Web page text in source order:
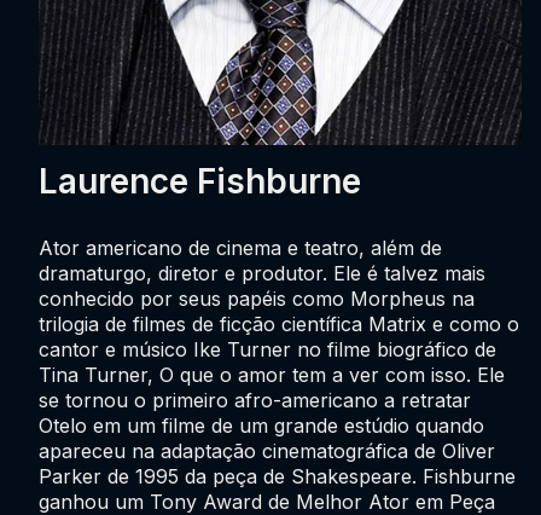
Laurence Fishburne
Ator americano de cinema e teatro, além de
dramaturgo, diretor e produtor. Ele é talvez mais
conhecido por seus papéis como Morpheus na
trilogia de filmes de ficção científica Matrix e como o
cantor e músico Ike Turner no filme biográfico de
Tina Turner, O que o amor tem a ver com isso. Ele
se tornou o primeiro afro-americano a retratar
Otelo em um filme de um grande estúdio quando
apareceu na adaptação cinematográfica de Oliver
Parker de 1995 da peça de Shakespeare. Fishburne
ganhou um Tony Award de Melhor Ator em Peça